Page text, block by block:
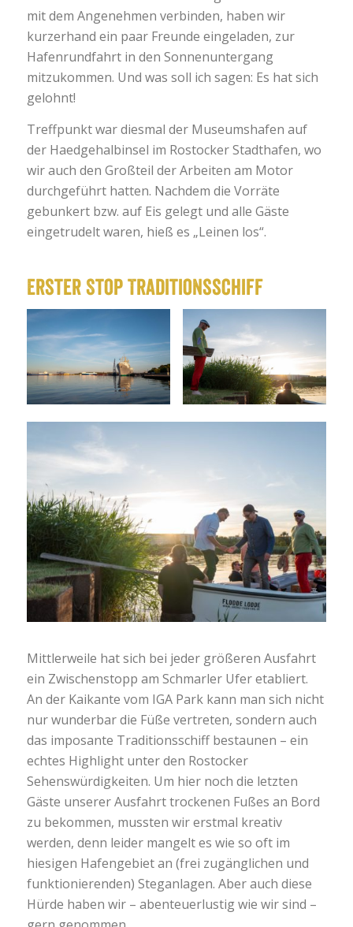
mit dem Angenehmen verbinden, haben wir
kurzerhand ein paar Freunde eingeladen, zur
Hafenrundfahrt in den Sonnenuntergang
mitzukommen. Und was soll ich sagen: Es hat sich
gelohnt!
Treffpunkt war diesmal der Museumshafen auf
der Haedgehalbinsel im Rostocker Stadthafen, wo
wir auch den Großteil der Arbeiten am Motor
durchgeführt hatten. Nachdem die Vorräte
gebunkert bzw. auf Eis gelegt und alle Gäste
eingetrudelt waren, hieß es „Leinen los“.
Erster Stop Traditionsschiff
Mittlerweile hat sich bei jeder größeren Ausfahrt
ein Zwischenstopp am Schmarler Ufer etabliert.
An der Kaikante vom IGA Park kann man sich nicht
nur wunderbar die Füße vertreten, sondern auch
das imposante Traditionsschiff bestaunen – ein
echtes Highlight unter den Rostocker
Sehenswürdigkeiten. Um hier noch die letzten
Gäste unserer Ausfahrt trockenen Fußes an Bord
zu bekommen, mussten wir erstmal kreativ
werden, denn leider mangelt es wie so oft im
hiesigen Hafengebiet an (frei zugänglichen und
funktionierenden) Steganlagen. Aber auch diese
Hürde haben wir – abenteuerlustig wie wir sind –